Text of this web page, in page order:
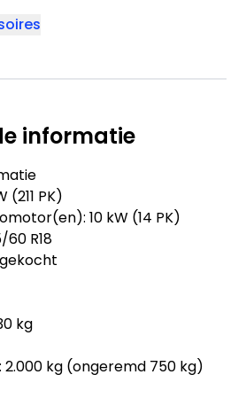
informatie
(211 PK)
10 kW (14 PK)
R18
kg
2.000 kg (ongeremd 750 kg)